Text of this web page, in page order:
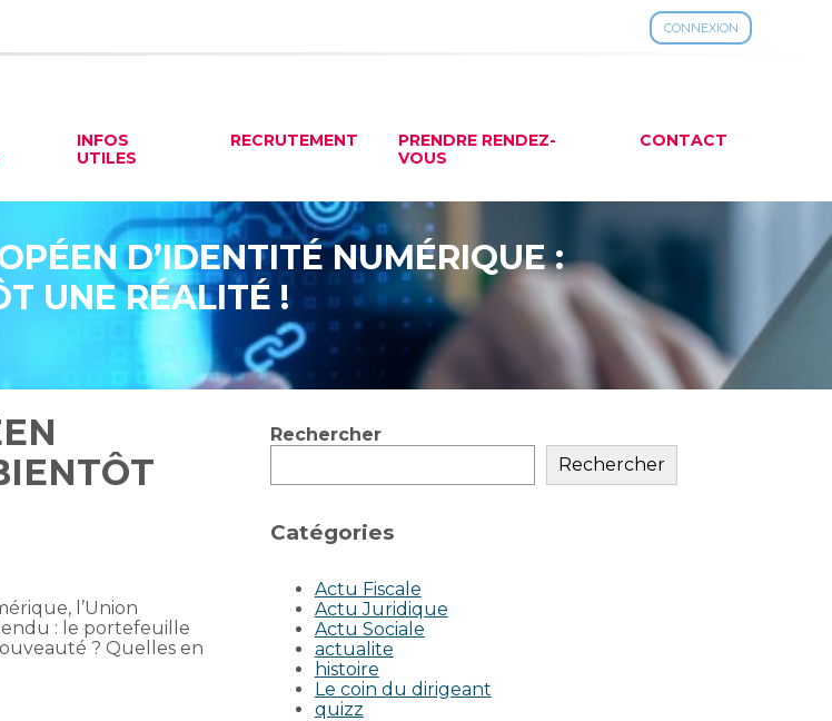
CONNEXION
INFOS
UTILES
RECRUTEMENT
PRENDRE RENDEZ-
VOUS
CONTACT
D’IDENTITÉ NUMÉRIQUE :
UNE RÉALITÉ !
l’Union
: le portefeuille
? Quelles en
Blog
Rechercher
Rechercher
Catégories
Actu Fiscale
Actu Juridique
Actu Sociale
actualite
histoire
Le coin du dirigeant
quizz